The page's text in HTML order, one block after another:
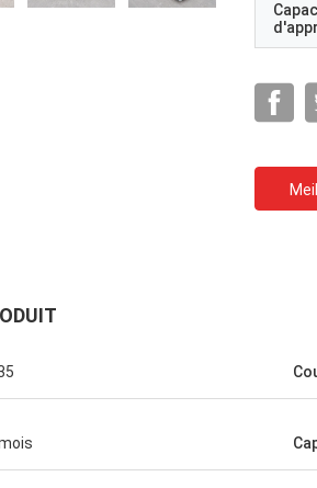
Vous êtes vraiment une société de 5
étoiles. l'espoir i peut être un client de